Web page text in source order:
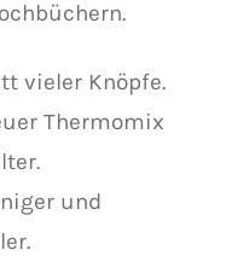
vieler Knöpfe.
Thermomix
und